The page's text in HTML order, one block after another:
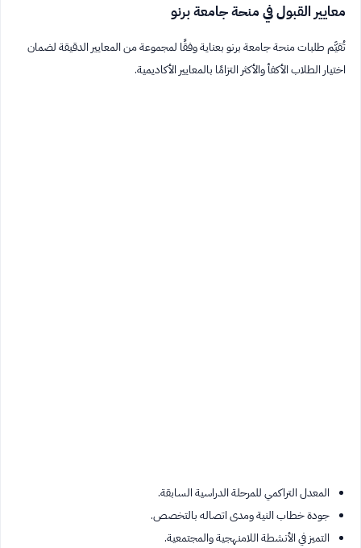
معايير القبول في منحة جامعة برنو
تُقيَّم طلبات منحة جامعة برنو بعناية وفقًا لمجموعة من المعايير الدقيقة لضمان
اختيار الطلاب الأكفأ والأكثر التزامًا بالمعايير الأكاديمية.
المعدل التراكمي للمرحلة الدراسية السابقة.
جودة خطاب النية ومدى اتصاله بالتخصص.
التميز في الأنشطة اللامنهجية والمجتمعية.